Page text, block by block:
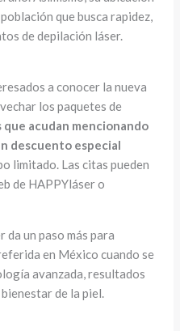
que busca rapidez,
de depilación láser.
a conocer la nueva
los paquetes de
acudan mencionando
descuento especial
limitado. Las citas pueden
de HAPPYláser o
un paso más para
en México cuando se
avanzada, resultados
de la piel.